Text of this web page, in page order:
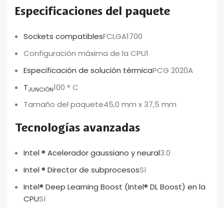
Especificaciones del paquete
Sockets compatiblesFCLGA1700
Configuración máxima de la CPU1
Especificación de solución térmicaPCG 2020A
TJUNCIÓN100 ° C
Tamaño del paquete45,0 mm x 37,5 mm
Tecnologías avanzadas
Intel ® Acelerador gaussiano y neural3.0
Intel ® Director de subprocesosSí
Intel® Deep Learning Boost (Intel® DL Boost) en la
CPUSí